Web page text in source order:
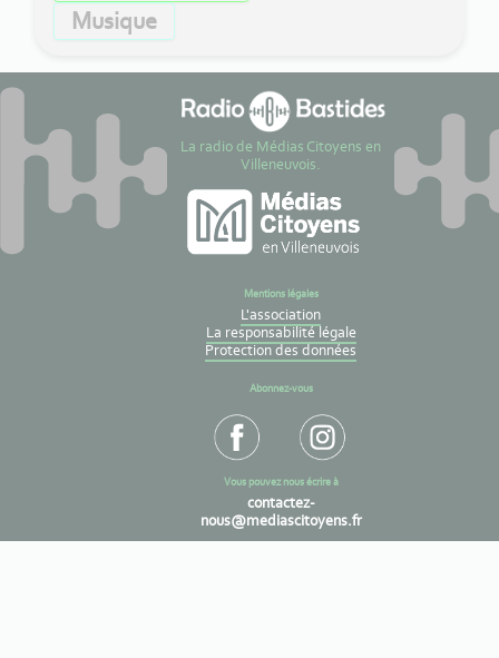
Musique
La radio de Médias Citoyens en
Villeneuvois.
Mentions légales
L'association
La responsabilité légale
Protection des données
Abonnez-vous
Vous pouvez nous écrire à
contactez-
nous@mediascitoyens.fr